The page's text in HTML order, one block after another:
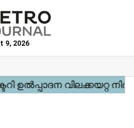
9, 2026